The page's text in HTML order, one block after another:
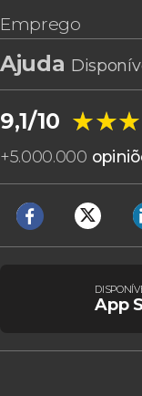
Emprego
Ajuda
9,1/10
+5.000.000
App